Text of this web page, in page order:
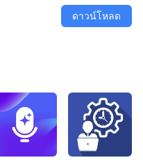
ดาวน์โหลด